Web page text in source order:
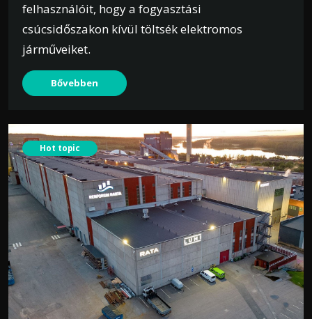
felhasználóit, hogy a fogyasztási
csúcsidőszakon kívül töltsék elektromos
járműveiket.
Bővebben
Hot topic